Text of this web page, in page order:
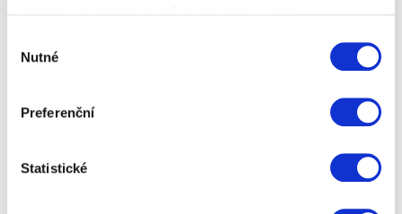
souhlasu
Nutné
Preferenční
Statistické